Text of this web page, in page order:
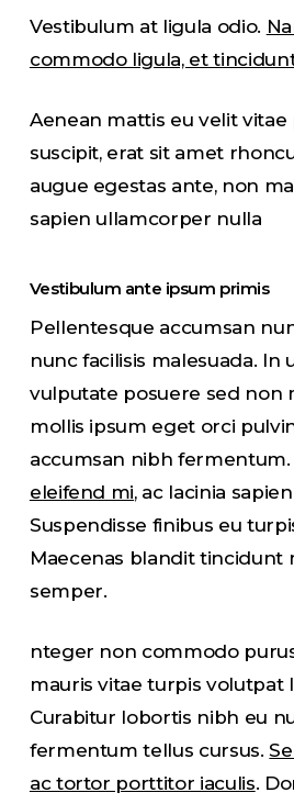
Vestibulum at ligula odio.
commodo ligula, et
Aenean mattis eu velit vitae
suscipit, erat sit amet
augue egestas ante, non
sapien ullamcorper nulla
Vestibulum ante ipsum primis
Pellentesque accumsan
nunc facilisis malesuada. In
vulputate posuere sed non
mollis ipsum eget orci
accumsan nibh fermentum.
eleifend mi, ac lacinia
Suspendisse finibus eu
Maecenas blandit tincidunt
semper.
nteger non commodo
mauris vitae turpis volutpat
Curabitur lobortis nibh eu
fermentum tellus cursus.
ac tortor porttitor iaculis.